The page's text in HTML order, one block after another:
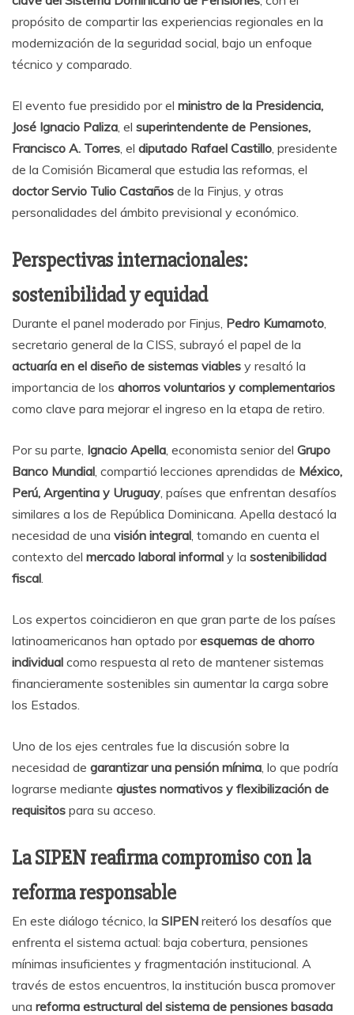
propósito de compartir las experiencias regionales en la
modernización de la seguridad social, bajo un enfoque
técnico y comparado.
El evento fue presidido por el ministro de la Presidencia,
José Ignacio Paliza , el superintendente de Pensiones,
Francisco A. Torres , el diputado Rafael Castillo , presidente
de la Comisión Bicameral que estudia las reformas, el
doctor Servio Tulio Castaños de la Finjus, y otras
personalidades del ámbito previsional y económico.
Perspectivas internacionales:
sostenibilidad y equidad
Durante el panel moderado por Finjus, Pedro Kumamoto
secretario general de la CISS, subrayó el papel de la
actuaría en el diseño de sistemas viables y resaltó la
importancia de los ahorros voluntarios y complementarios
como clave para mejorar el ingreso en la etapa de retiro.
Por su parte, Ignacio Apella , economista senior del Grupo
Banco Mundial , compartió lecciones aprendidas de México,
Perú, Argentina y Uruguay , países que enfrentan desafíos
similares a los de República Dominicana. Apella destacó la
necesidad de una visión integral , tomando en cuenta el
contexto del mercado laboral informal y la sostenibilidad
fiscal
Los expertos coincidieron en que gran parte de los países
latinoamericanos han optado poresquemas de ahorro
individual como respuesta al reto de mantener sistemas
financieramente sostenibles sin aumentar la carga sobre
los Estados.
Uno de los ejes centrales fue la discusión sobre la
necesidad de garantizar una pensión mínima , lo que podría
lograrse mediante ajustes normativos y flexibilización de
requisitos para su acceso.
La SIPEN reafirma compromiso con la
reforma responsable
En este diálogo técnico, la SIPEN reiteró los desafíos que
enfrenta el sistema actual: baja cobertura, pensiones
mínimas insuficientes y fragmentación institucional. A
través de estos encuentros, la institución busca promover
una reforma estructural del sistema de pensiones basada